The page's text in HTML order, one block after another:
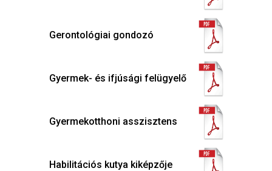
Gerontológiai gondozó
Gyermek- és ifjúsági felügyelő
Gyermekotthoni asszisztens
Habilitációs kutya kiképzője